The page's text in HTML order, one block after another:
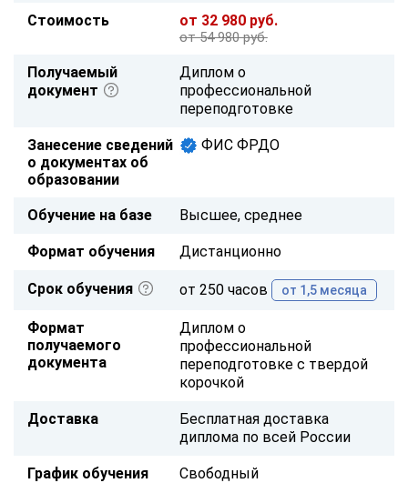
Стоимость от 32 980 руб.
от 54 980 руб.
Получаемый
документ
Диплом о
профессиональной
переподготовке
Занесение сведений
о документах об
образовании
ФИС ФРДО
Обучение на базе Высшее, среднее
Формат обучения Дистанционно
Срок обучения от 250 часов от 1,5 месяца
Формат
получаемого
документа
Диплом о
профессиональной
переподготовке с твердой
корочкой
Доставка
Бесплатная доставка
диплома по всей России
График обучения Свободный